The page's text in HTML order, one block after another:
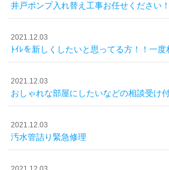
井戸ポンプ入れ替え工事お任せください！
2021.12.03
ﾄｲﾚを新しくしたいと思ってる方！！一度
2021.12.03
おしゃれな部屋にしたいなどの相談受け
2021.12.03
汚水管詰り緊急修理